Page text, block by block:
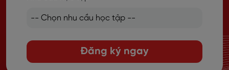
Đăng ký ngay